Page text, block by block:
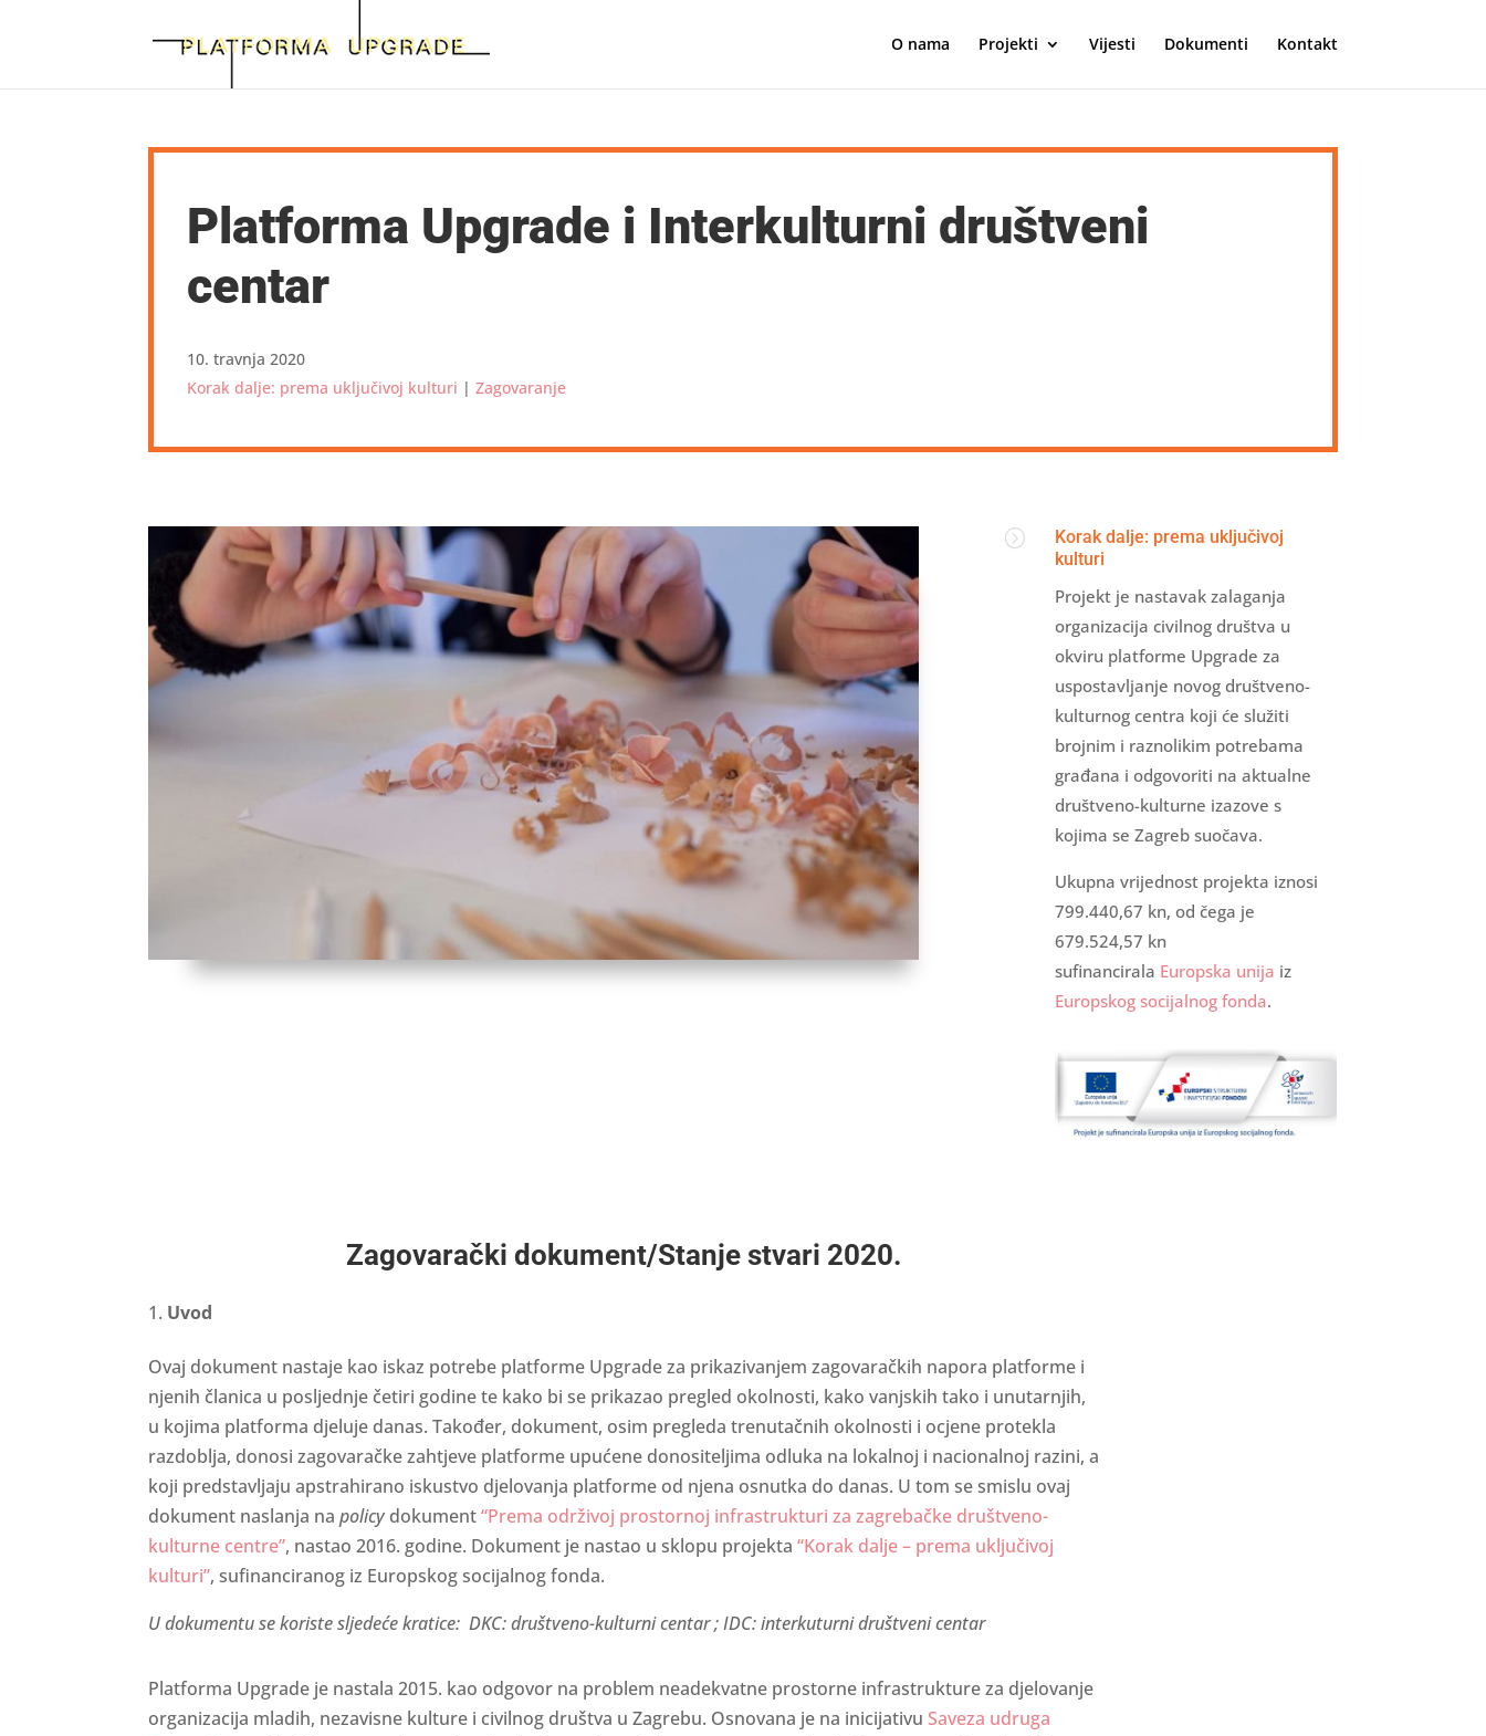
O nama Projekti Vijesti Dokumenti Kontakt
Platforma Upgrade i Interkulturni društveni
centar
10. travnja 2020
Korak dalje: prema uključivoj kulturi |Zagovaranje
=
Korak dalje: prema uključivoj
kulturi
Projekt je nastavak zalaganja
organizacija civilnog društva u
okviru platforme Upgrade za
uspostavljanje novog društveno-
kulturnog centra koji će služiti
brojnim i raznolikim potrebama
građana i odgovoriti na aktualne
društveno-kulturne izazove s
kojima se Zagreb suočava.
Ukupna vrijednost projekta iznosi
799.440,67 kn, od čega je
679.524,57 kn
sufinancirala Europska unija iz
Europskog socijalnog fonda.
Zagovarački dokument/Stanje stvari 2020.
Uvod
Ovaj dokument nastaje kao iskaz potrebe platforme Upgrade za prikazivanjem zagovaračkih napora platforme i
njenih članica u posljednje četiri godine te kako bi se prikazao pregled okolnosti, kako vanjskih tako i unutarnjih,
u kojima platforma djeluje danas. Također, dokument, osim pregleda trenutačnih okolnosti i ocjene protekla
razdoblja, donosi zagovaračke zahtjeve platforme upućene donositeljima odluka na lokalnoj i nacionalnoj razini, a
koji predstavljaju apstrahirano iskustvo djelovanja platforme od njena osnutka do danas. U tom se smislu ovaj
dokument naslanja napolicy dokument“Prema održivoj prostornoj infrastrukturi za zagrebačke društveno-
kulturne centre”, nastao 2016. godine. Dokument je nastao u sklopu projekta“Korak dalje – prema uključivoj
kulturi”, sufinanciranog iz Europskog socijalnog fonda.
U dokumentu se koriste sljedeće kratice: DKC: društveno-kulturni centar ; IDC: interkuturni društveni centar
Platforma Upgrade je nastala 2015. kao odgovor na problem neadekvatne prostorne infrastrukture za djelovanje
organizacija mladih, nezavisne kulture i civilnog društva u Zagrebu. Osnovana je na inicijativuSaveza udruga